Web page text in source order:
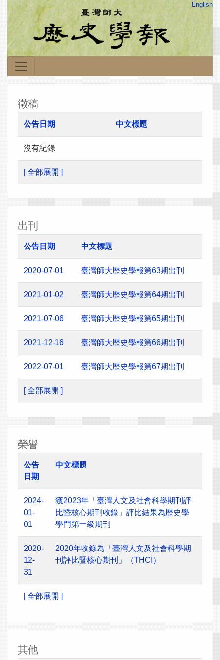
English
徵稿
公告日期 中文標題
沒有紀錄
[ 全部展開 ]
出刊
公告日期 中文標題
2020-07-01 臺灣師大歷史學報第63期出刊
2021-01-02 臺灣師大歷史學報第64期出刊
2021-07-06 臺灣師大歷史學報第65期出刊
2021-12-16 臺灣師大歷史學報第66期出刊
2022-07-01 臺灣師大歷史學報第67期出刊
[ 全部展開 ]
榮譽
公告
日期
中文標題
2024-
01-
01
獲2023年「臺灣人文及社會科學期刊評
比暨核心期刊收錄」評比結果為歷史學
學門第一級期刊
2020-
12-
31
2020年收錄為「臺灣人文及社會科學期
刊評比暨核心期刊」（THCI）
[ 全部展開 ]
其他